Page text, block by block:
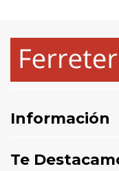
Información
Te